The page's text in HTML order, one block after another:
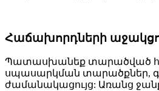
Հաճախորդների
Պատասխանեք տարածված
սպասարկման տարածքներ,
ժամանակացույց: Առանց